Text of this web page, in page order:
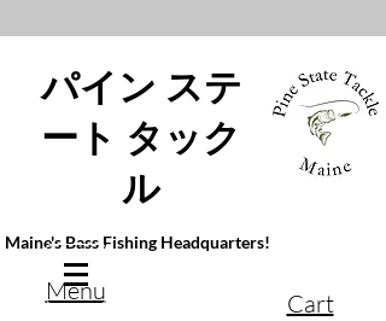
パイン ステ
ート タック
ル
Maine's Bass Fishing Headquarters!
Menu Cart